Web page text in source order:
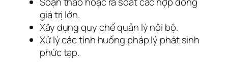
giá trị lớn.
Xây dựng quy chế quản lý nội bộ.
Xử lý các tình huống pháp lý phát sinh
phức tạp.